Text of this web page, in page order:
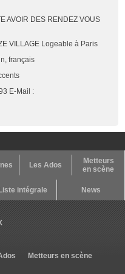
AVOIR DES RENDEZ VOUS
VILLAGE Logeable à Paris
français
E-Mail :
Les Ados
Metteurs
en scène
intégrale News
Metteurs en scène